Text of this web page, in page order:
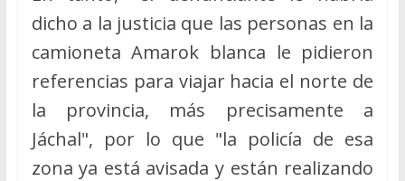
dicho a la justicia que las personas en la
camioneta Amarok blanca le pidieron
referencias para viajar hacia el norte de
la provincia, más precisamente a
Jáchal", por lo que "la policía de esa
zona ya está avisada y están realizando